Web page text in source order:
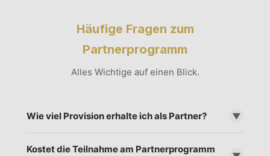
Häufige Fragen zum
Partnerprogramm
Alles Wichtige auf einen Blick.
Wie viel Provision erhalte ich als Partner? ▼
geworbenen Neukunden sowie 10 % lebenslange
Kostet die Teilnahme am Partnerprogramm